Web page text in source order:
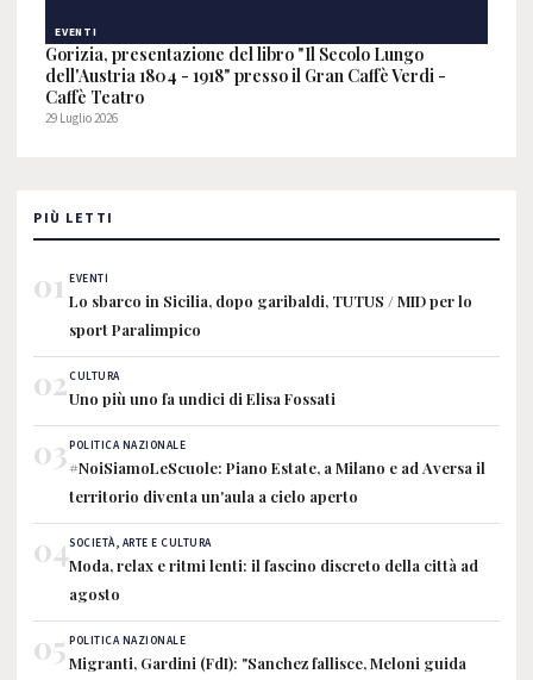
EVENTI
Gorizia, presentazione del libro "Il Secolo Lungo
dell'Austria 1804 - 1918" presso il Gran Caffè Verdi -
Caffè Teatro
29 Luglio 2026
PIÙ LETTI
01 EVENTI
Lo sbarco in Sicilia, dopo garibaldi, TUTUS / MID per lo
sport Paralimpico
02CULTURA
Uno più uno fa undici di Elisa Fossati
03POLITICA NAZIONALE
#NoiSiamoLeScuole: Piano Estate, a Milano e ad Aversa il
territorio diventa un'aula a cielo aperto
04SOCIETÀ, ARTE E CULTURA
Moda, relax e ritmi lenti: il fascino discreto della città ad
agosto
05 POLITICA NAZIONALE
Migranti, Gardini (FdI): "Sanchez fallisce, Meloni guida